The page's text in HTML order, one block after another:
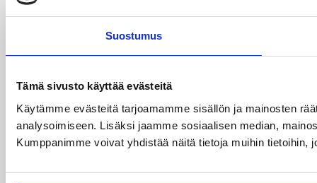
Suostumus
Tämä sivusto käyttää evästeitä
Käytämme evästeitä tarjoamamme sisällön ja mainosten
analysoimiseen. Lisäksi jaamme sosiaalisen median,
Kumppanimme voivat yhdistää näitä tietoja muihin tietoihin,